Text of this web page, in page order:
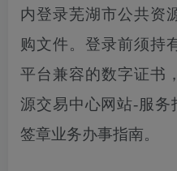
内登录芜湖市公共资
购文件。登录前须持
平台兼容的数字证书
源交易中心网站-服务
签章业务办事指南。